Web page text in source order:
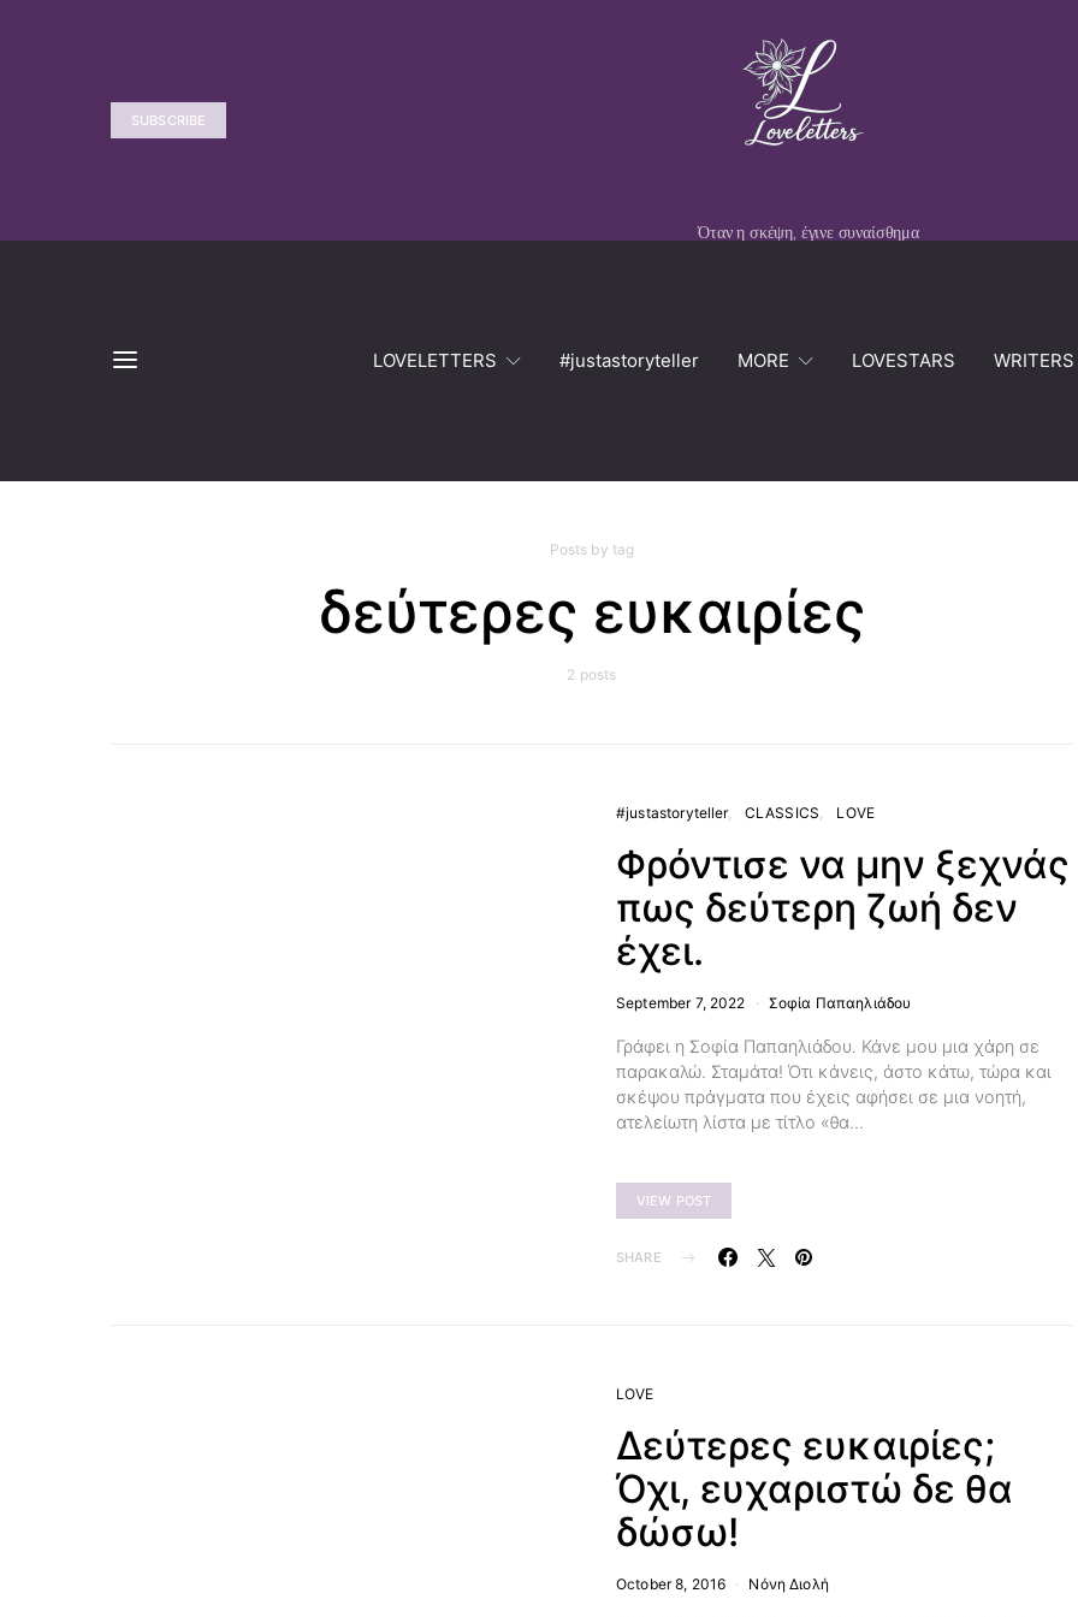
SUBSCRIBE
Όταν η σκέψη, έγινε συναίσθημα
LOVELETTERS #justastoryteller MORE LOVESTARS WRITERS
Posts by tag
δεύτερες ευκαιρίες
2 posts
#justastoryteller CLASSICS LOVE
Φρόντισε να μην ξεχνάς
πως δεύτερη ζωή δεν
έχει.
September 7, 2022 Σοφία Παπαηλιάδου
Γράφει η Σοφία Παπαηλιάδου. Κάνε μου μια χάρη σε
παρακαλώ. Σταμάτα! Ότι κάνεις, άστο κάτω, τώρα και
σκέψου πράγματα που έχεις αφήσει σε μια νοητή,
ατελείωτη λίστα με τίτλο «θα…
VIEW POST
SHARE
LOVE
Δεύτερες ευκαιρίες;
Όχι, ευχαριστώ δε θα
δώσω!
October 8, 2016 Νόνη Διολή